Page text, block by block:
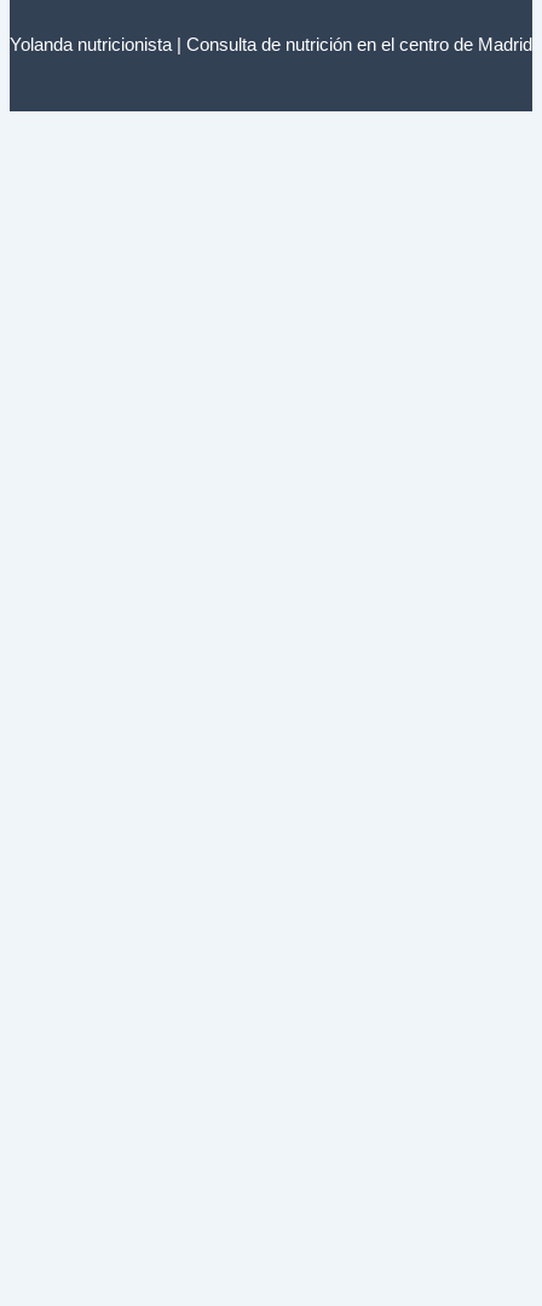
Yolanda nutricionista | Consulta de nutrición en el centro de Madrid